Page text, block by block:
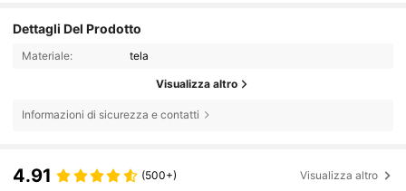
Dettagli Del Prodotto
Materiale: tela
Visualizza altro
Informazioni di sicurezza e contatti
4.91 (500+) Visualizza altro